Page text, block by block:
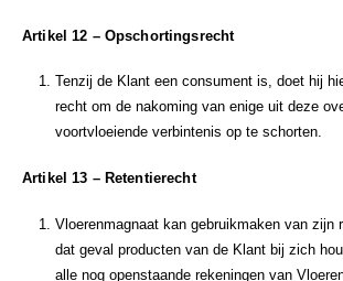
Artikel 12 – Opschortingsrecht
Tenzij de Klant een consument is, doet hij
recht om de nakoming van enige uit deze
voortvloeiende verbintenis op te schorten.
Artikel 13 – Retentierecht
Vloerenmagnaat kan gebruikmaken van zijn
dat geval producten van de Klant bij zich
alle nog openstaande rekeningen van